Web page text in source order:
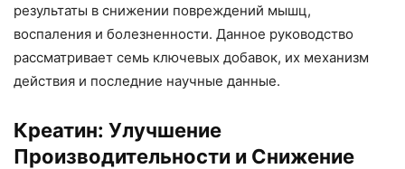
результаты в снижении повреждений мышц,
воспаления и болезненности. Данное руководство
рассматривает семь ключевых добавок, их механизм
действия и последние научные данные.
Креатин: Улучшение
Производительности и Снижение